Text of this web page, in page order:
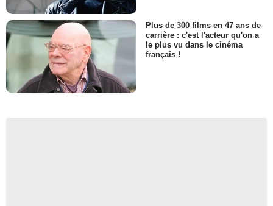
Plus de 300 films en 47 ans de
carrière : c'est l'acteur qu'on a
le plus vu dans le cinéma
français !